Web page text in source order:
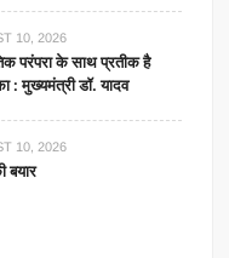
10, 2026
परंपरा के साथ प्रतीक है
: मुख्यमंत्री डॉ. यादव
10, 2026
बयार